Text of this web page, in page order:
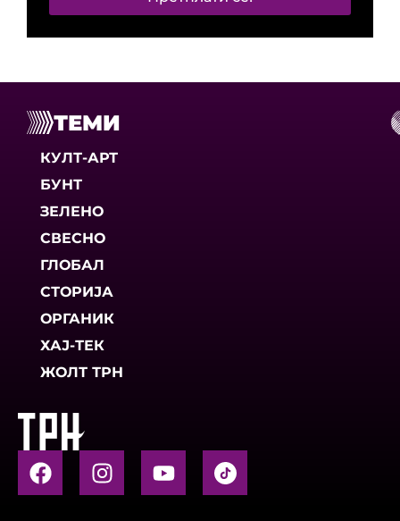
ТЕМИ
КУЛТ-АРТ
БУНТ
ЗЕЛЕНО
СВЕСНО
ГЛОБАЛ
СТОРИЈА
ОРГАНИК
ХАЈ-ТЕК
ЖОЛТ ТРН